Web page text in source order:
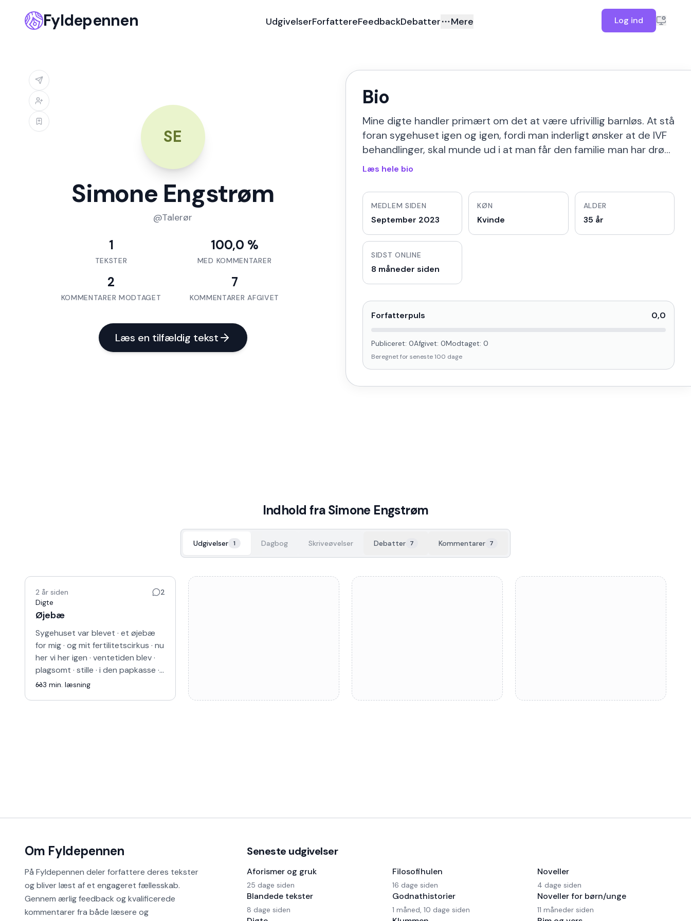
Fyldepennen UdgivelserForfattereFeedbackDebatter Mere Log ind
SE
Simone Engstrøm
@Talerør
1
TEKSTER
100,0 %
MED KOMMENTARER
2
KOMMENTARER MODTAGET
7
KOMMENTARER AFGIVET
Læs en tilfældig tekst
Bio
Mine digte handler primært om det at være ufrivillig barnløs. At stå
foran sygehuset igen og igen, fordi man inderligt ønsker at de IVF
behandlinger, skal munde ud i at man får den familie man har drø…
Læs hele bio
MEDLEM SIDEN
September 2023
KØN
Kvinde
ALDER
35 år
SIDST ONLINE
8 måneder siden
Forfatterpuls 0,0
Publiceret: 0Afgivet: 0Modtaget: 0
Beregnet for seneste100 dage
Indhold fraSimone Engstrøm
Udgivelser 1 Dagbog Skriveøvelser Debatter 7 Kommentarer 7
2 år siden
2
Digte
Øjebæ
Sygehuset var blevet · et øjebæ
for mig · og mit fertilitetscirkus · nu
her vi her igen · ventetiden blev ·
plagsomt · stille · i den papkasse ·
af et venteværelse · jeg venter i ·…
3 min. læsning
Om Fyldepennen
På Fyldepennen deler forfattere deres tekster
og bliver læst af et engageret fællesskab.
Gennem ærlig feedback og kvalificerede
kommentarer fra både læsere og
Seneste udgivelser
Aforismer og gruk
25 dage siden
Blandede tekster
8 dage siden
Filosofihulen
16 dage siden
Godnathistorier
1 måned, 10 dage siden
Noveller
4 dage siden
Noveller for børn/unge
11 måneder siden